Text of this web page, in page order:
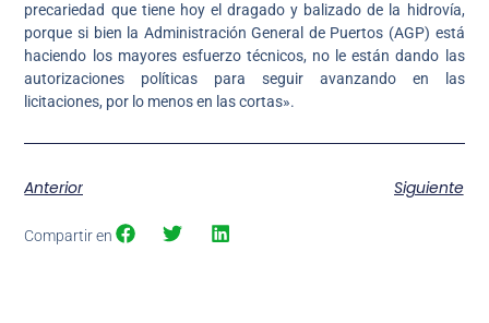
precariedad que tiene hoy el dragado y balizado de la hidrovía,
porque si bien la Administración General de Puertos (AGP) está
haciendo los mayores esfuerzo técnicos, no le están dando las
autorizaciones políticas para seguir avanzando en las
licitaciones, por lo menos en las cortas».
Anterior Siguiente
Compartir en